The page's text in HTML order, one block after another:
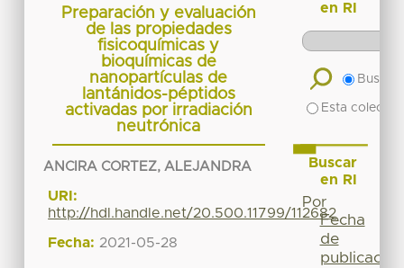
Preparación y evaluación
de las propiedades
fisicoquímicas y
bioquímicas de
nanopartículas de
lantánidos-péptidos
activadas por irradiación
neutrónica
ANCIRA CORTEZ, ALEJANDRA
URI:
http://hdl.handle.net/20.500.11799/112682
Fecha: 2021-05-28
en RI
Buscar
Esta
Buscar
en RI
Por
Fecha
de
publicación